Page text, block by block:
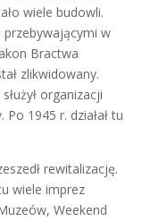
wiele budowli.
w
Bractwa
zlikwidowany.
organizacji
1945 r. działał tu
rewitalizację.
wiele imprez
Weekend